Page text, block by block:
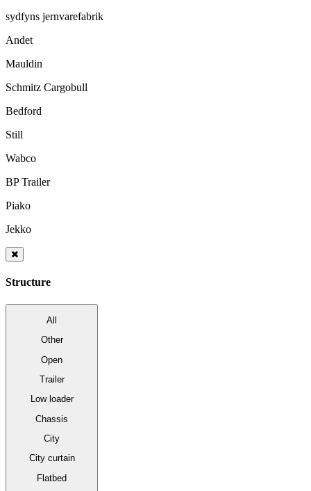
sydfyns jernvarefabrik
Andet
Mauldin
Schmitz Cargobull
Bedford
Still
Wabco
BP Trailer
Piako
Jekko
Structure
All
Other
Open
Trailer
Low loader
Chassis
City
City curtain
Flatbed